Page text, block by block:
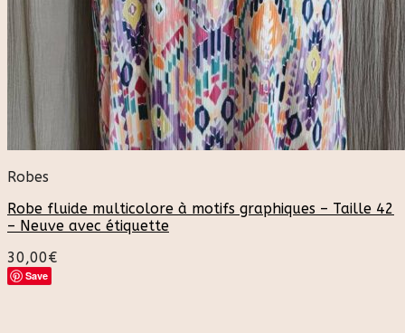
Robes
Robe fluide multicolore à motifs graphiques – Taille 42
– Neuve avec étiquette
30,00€
Save